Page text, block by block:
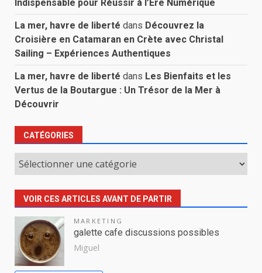
Indispensable pour Réussir à l’Ère Numérique
La mer, havre de liberté dans Découvrez la
Croisière en Catamaran en Crète avec Christal
Sailing – Expériences Authentiques
La mer, havre de liberté dans Les Bienfaits et les
Vertus de la Boutargue : Un Trésor de la Mer à
Découvrir
CATÉGORIES
Catégories
VOIR CES ARTICLES AVANT DE PARTIR
MARKETING
galette cafe discussions possibles
Miguel